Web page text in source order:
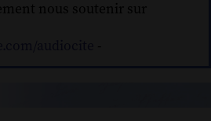
nous soutenir sur
-